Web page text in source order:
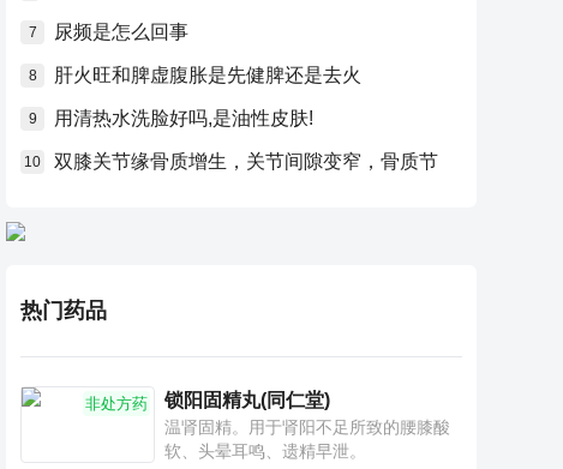
7 尿频是怎么回事
8 肝火旺和脾虚腹胀是先健脾还是去火
9 用清热水洗脸好吗,是油性皮肤!
10 双膝关节缘骨质增生，关节间隙变窄，骨质节
热门药品
非处方药 锁阳固精丸(同仁堂)
温肾固精。用于肾阳不足所致的腰膝酸
软、头晕耳鸣、遗精早泄。